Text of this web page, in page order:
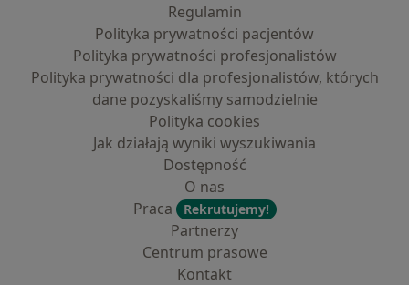
Regulamin
Polityka prywatności pacjentów
Polityka prywatności profesjonalistów
Polityka prywatności dla profesjonalistów, których
dane pozyskaliśmy samodzielnie
Polityka cookies
Jak działają wyniki wyszukiwania
Dostępność
O nas
Praca
Rekrutujemy!
Partnerzy
Centrum prasowe
Kontakt